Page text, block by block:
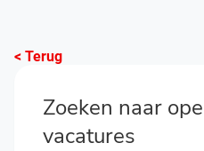
< Terug
Zoeken naar
vacatures